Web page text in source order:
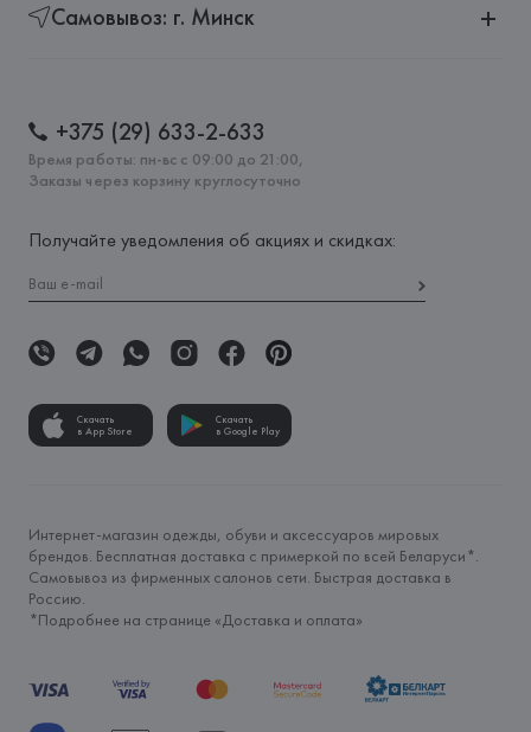
Самовывоз: г. Минск
+375 (29) 633-2-633
Время работы: пн-вс с 09:00 до 21:00,
Заказы через корзину круглосуточно
Получайте уведомления об акциях и скидках:
Скачать
в App Store
Скачать
в Google Play
Интернет-магазин одежды, обуви и аксессуаров мировых
брендов. Бесплатная доставка с примеркой по всей Беларуси*.
Самовывоз из фирменных салонов сети. Быстрая доставка в
Россию.
*Подробнее на странице «Доставка и оплата»